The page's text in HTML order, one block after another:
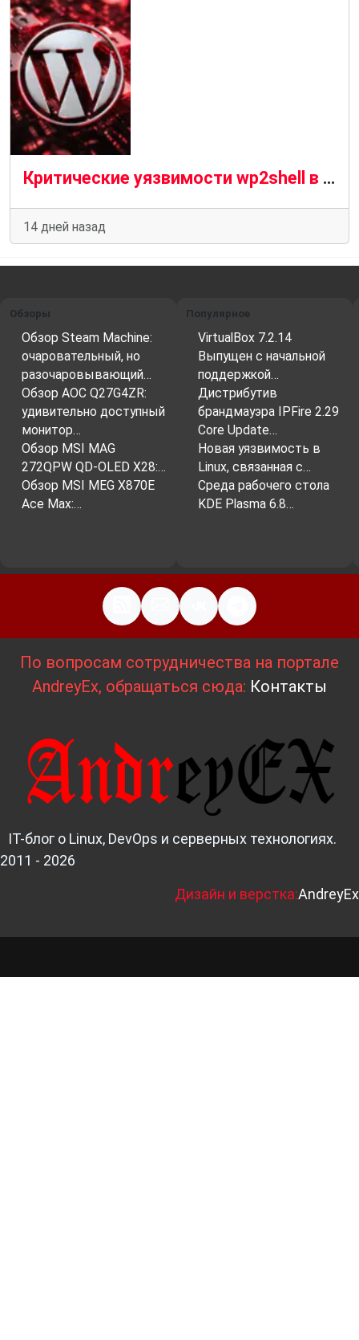
Критические уязвимости wp2shell в WordPress используются для установки веб-оболочек.
14 дней назад
Обзоры
Обзор Steam Machine:
очаровательный, но
разочаровывающий…
Обзор AOC Q27G4ZR:
удивительно доступный
монитор…
Обзор MSI MAG
272QPW QD-OLED X28:…
Обзор MSI MEG X870E
Ace Max:…
Популярное
VirtualBox 7.2.14
Выпущен с начальной
поддержкой…
Дистрибутив
брандмауэра IPFire 2.29
Core Update…
Новая уязвимость в
Linux, связанная с…
Среда рабочего стола
KDE Plasma 6.8…
По вопросам сотрудничества на портале
AndreyEx, обращаться сюда: Контакты
IT-блог о Linux, DevOps и серверных технологиях.
2011 - 2026
Дизайн и верстка:AndreyEx